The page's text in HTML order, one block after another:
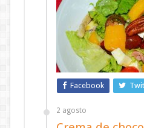
Facebook
2 agosto